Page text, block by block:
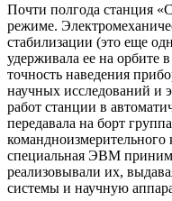
Почти полгода станция
режиме.
стабилизации (это еще
удерживала ее на орбите
точность наведения
научных исследований и
работ станции в
передавала на борт
специальная ЭВМ
реализовывали их,
системы и научную